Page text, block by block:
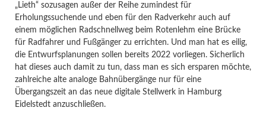
„Lieth“ sozusagen außer der Reihe zumindest für
Erholungssuchende und eben für den Radverkehr auch auf
einem möglichen Radschnellweg beim Rotenlehm eine Brücke
für Radfahrer und Fußgänger zu errichten. Und man hat es eilig,
die Entwurfsplanungen sollen bereits 2022 vorliegen. Sicherlich
hat dieses auch damit zu tun, dass man es sich ersparen möchte,
zahlreiche alte analoge Bahnübergänge nur für eine
Übergangszeit an das neue digitale Stellwerk in Hamburg
Eidelstedt anzuschließen.